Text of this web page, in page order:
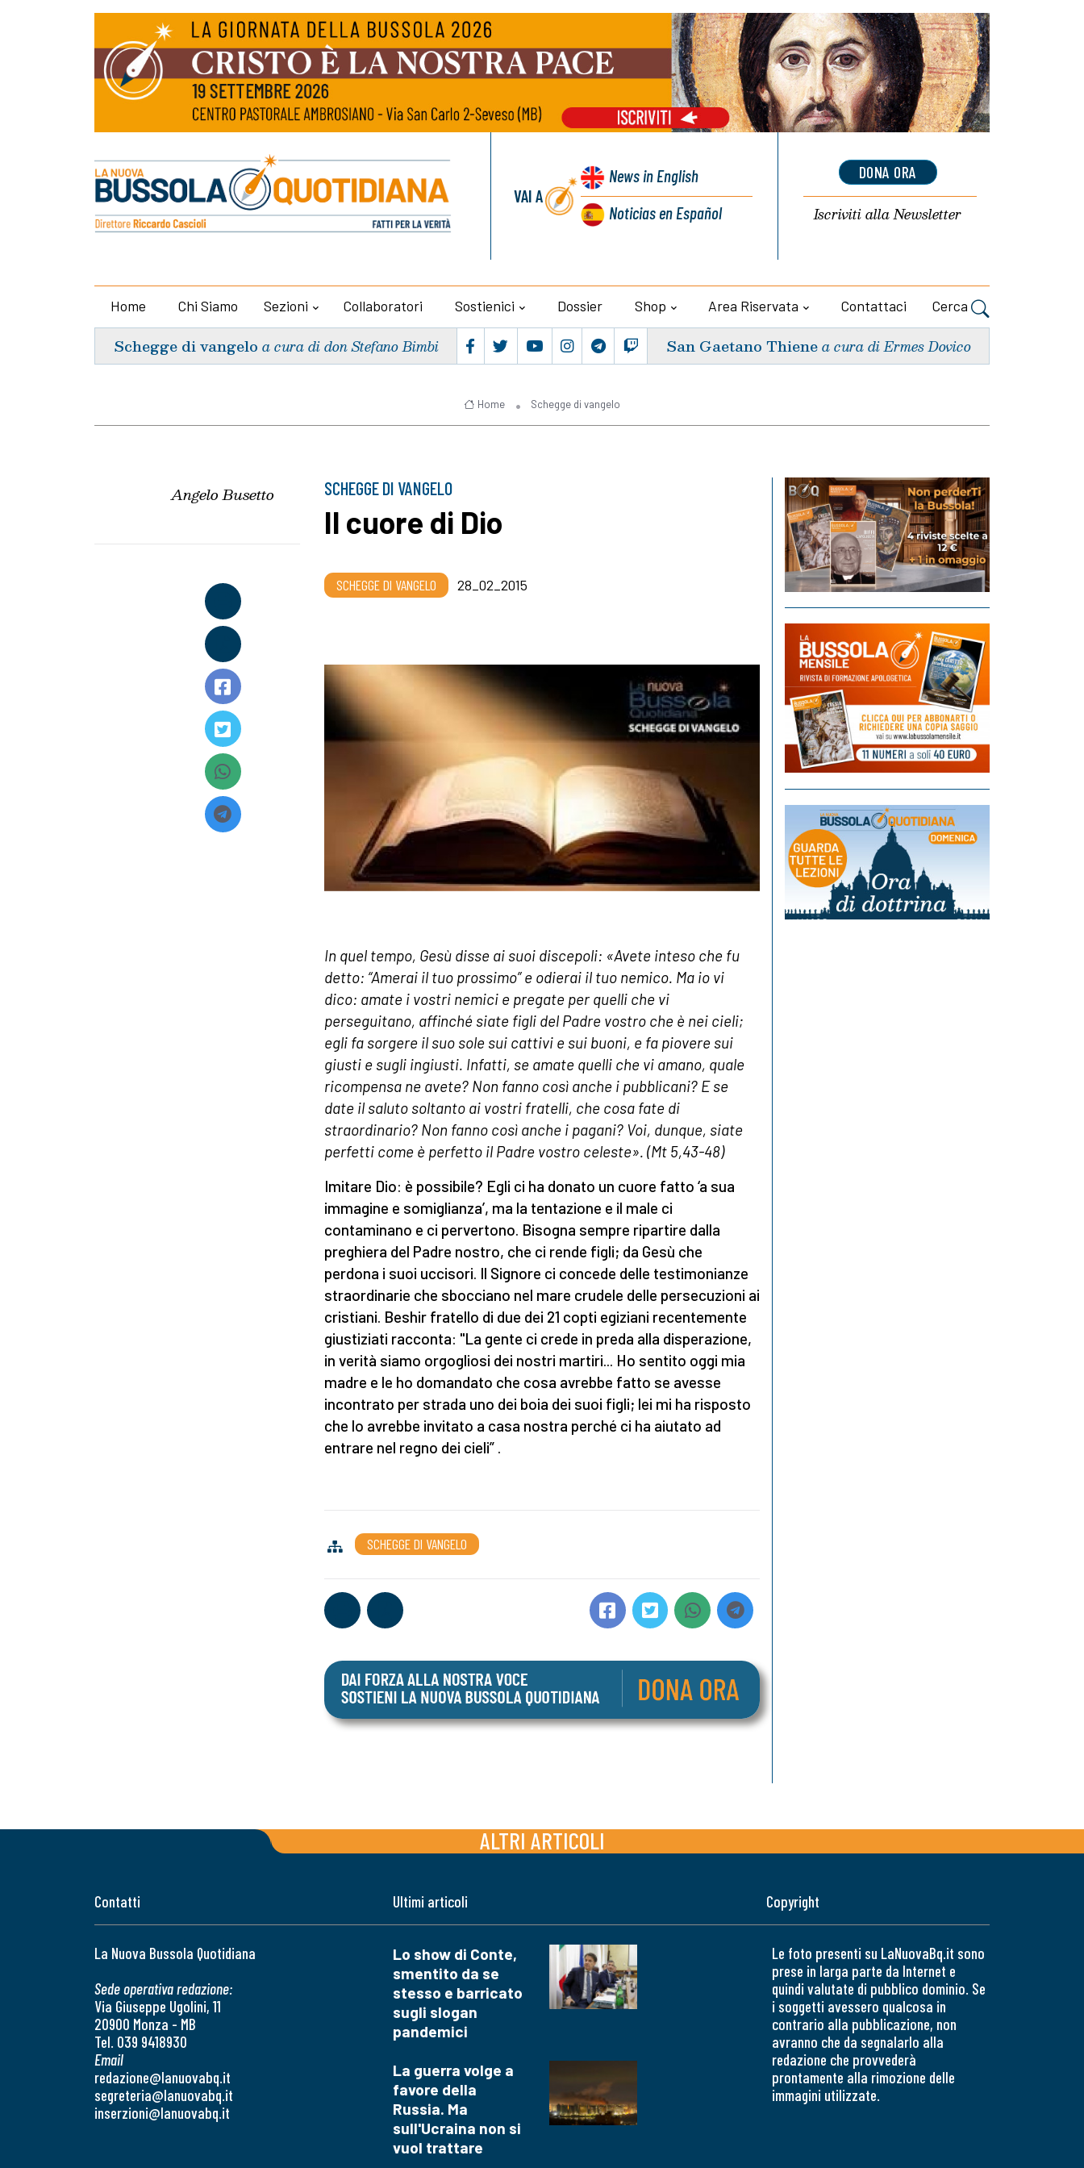
VAI A
Newsin English
Noticiasen Español
DONA ORA
Iscriviti allaNewsletter
Home Chi Siamo Sezioni Collaboratori Sostienici Dossier Shop Area Riservata Contattaci Cerca
Schegge di vangelo a cura di don Stefano Bimbi San Gaetano Thiene a cura di Ermes Dovico
Home Schegge di vangelo
Angelo Busetto SCHEGGE DI VANGELO
Il cuore di Dio
SCHEGGE DI VANGELO 28_02_2015
In quel tempo, Gesù disse ai suoi discepoli: «Avete inteso che fu
detto: “Amerai il tuo prossimo” e odierai il tuo nemico. Ma io vi
dico: amate i vostri nemici e pregate per quelli che vi
perseguitano, affinché siate figli del Padre vostro che è nei cieli;
egli fa sorgere il suo sole sui cattivi e sui buoni, e fa piovere sui
giusti e sugli ingiusti. Infatti, se amate quelli che vi amano, quale
ricompensa ne avete? Non fanno così anche i pubblicani? E se
date il saluto soltanto ai vostri fratelli, che cosa fate di
straordinario? Non fanno così anche i pagani? Voi, dunque, siate
perfetti come è perfetto il Padre vostro celeste». (Mt 5,43-48)
Imitare Dio: è possibile? Egli ci ha donato un cuore fatto ‘a sua
immagine e somiglianza’, ma la tentazione e il male ci
contaminano e ci pervertono. Bisogna sempre ripartire dalla
preghiera del Padre nostro, che ci rende figli; da Gesù che
perdona i suoi uccisori. Il Signore ci concede delle testimonianze
straordinarie che sbocciano nel mare crudele delle persecuzioni ai
cristiani. Beshir fratello di due dei 21 copti egiziani recentemente
giustiziati racconta: "La gente ci crede in preda alla disperazione,
in verità siamo orgogliosi dei nostri martiri... Ho sentito oggi mia
madre e le ho domandato che cosa avrebbe fatto se avesse
incontrato per strada uno dei boia dei suoi figli; lei mi ha risposto
che lo avrebbe invitato a casa nostra perché ci ha aiutato ad
entrare nel regno dei cieli” .
SCHEGGE DI VANGELO
ALTRI ARTICOLI
Contatti
La Nuova Bussola Quotidiana
Sede operativa redazione:
Via Giuseppe Ugolini, 11
20900 Monza - MB
Tel. 039 9418930
Email
redazione@lanuovabq.it
segreteria@lanuovabq.it
inserzioni@lanuovabq.it
Ultimi articoli
Lo show di Conte,
smentito da se
stesso e barricato
sugli slogan
pandemici
La guerra volge a
favore della
Russia. Ma
sull'Ucraina non si
vuol trattare
Copyright
Le foto presenti su LaNuovaBq.it sono
prese in larga parte da Internet e
quindi valutate di pubblico dominio. Se
i soggetti avessero qualcosa in
contrario alla pubblicazione, non
avranno che da segnalarlo alla
redazione che provvederà
prontamente alla rimozione delle
immagini utilizzate.